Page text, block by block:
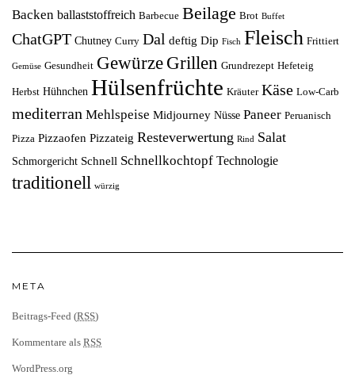
Backen ballaststoffreich Barbecue Beilage Brot Buffet
ChatGPT Chutney Curry Dal deftig Dip Fisch Fleisch Frittiert
Gemüse Gesundheit Gewürze Grillen Grundrezept Hefeteig
Herbst Hühnchen Hülsenfrüchte Kräuter Käse Low-Carb
mediterran Mehlspeise Midjourney Nüsse Paneer Peruanisch
Pizza Pizzaofen Pizzateig Resteverwertung Rind Salat
Schmorgericht Schnell Schnellkochtopf Technologie
traditionell würzig
META
Beitrags-Feed (RSS)
Kommentare als RSS
WordPress.org